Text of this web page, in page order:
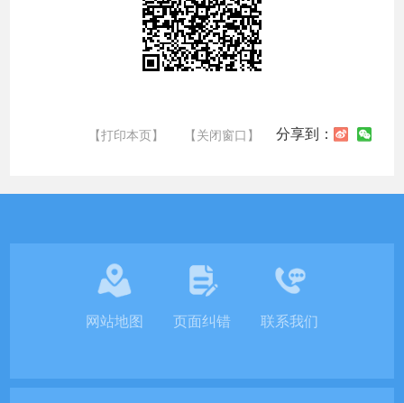
【打印本页】 【关闭窗口】 分享到：
网站地图 页面纠错 联系我们